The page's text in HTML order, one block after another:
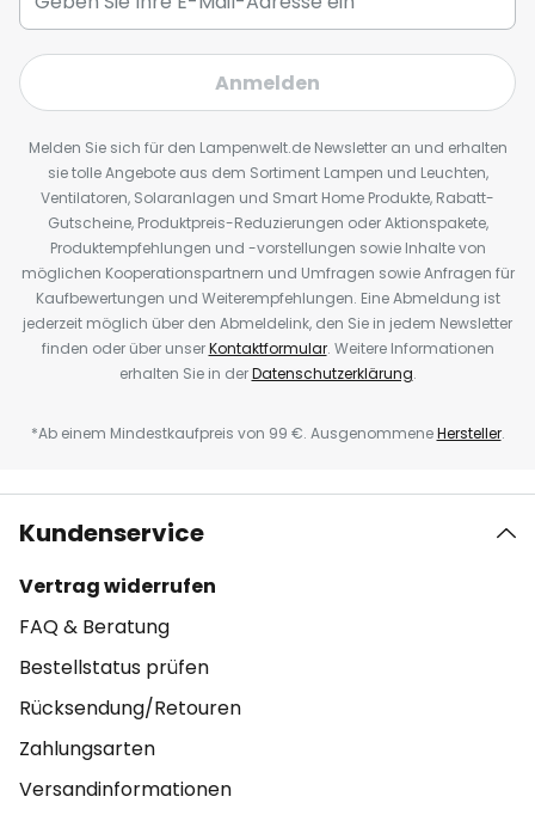
Anmelden
Melden Sie sich für den Lampenwelt.de Newsletter an und erhalten
sie tolle Angebote aus dem Sortiment Lampen und Leuchten,
Ventilatoren, Solaranlagen und Smart Home Produkte, Rabatt-
Gutscheine, Produktpreis-Reduzierungen oder Aktionspakete,
Produktempfehlungen und -vorstellungen sowie Inhalte von
möglichen Kooperationspartnern und Umfragen sowie Anfragen für
Kaufbewertungen und Weiterempfehlungen. Eine Abmeldung ist
jederzeit möglich über den Abmeldelink, den Sie in jedem Newsletter
finden oder über unserKontaktformular. Weitere Informationen
erhalten Sie in derDatenschutzerklärung.
*Ab einem Mindestkaufpreis von 99 €. AusgenommeneHersteller.
Kundenservice
Vertrag widerrufen
FAQ & Beratung
Bestellstatus prüfen
Rücksendung/Retouren
Zahlungsarten
Versandinformationen